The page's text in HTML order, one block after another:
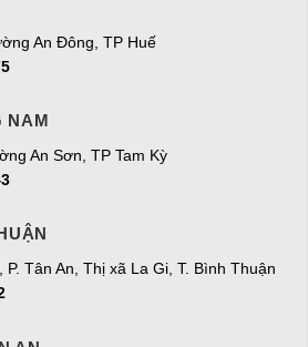
An Đông, TP Huế
NAM
An Sơn, TP Tam Kỳ
Tân An, Thị xã La Gi, T. Bình Thuận